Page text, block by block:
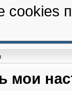
cookies
мои